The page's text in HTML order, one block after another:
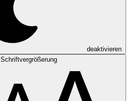
deaktivieren
Schriftvergrößerung